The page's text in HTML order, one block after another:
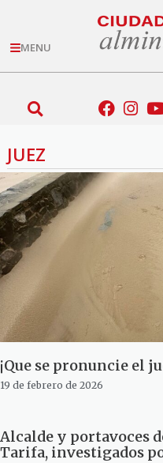
MENU
JUEZ
¡Que se pronuncie el
19 de febrero de 2026
Alcalde y portavoces
Tarifa, investigados